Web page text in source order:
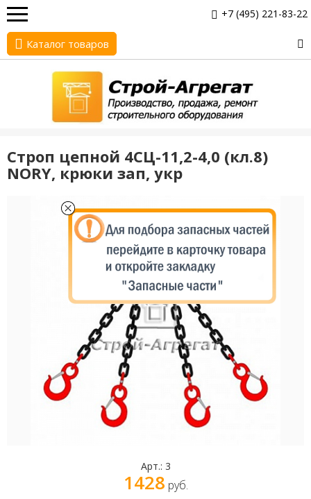
+7 (495) 221-83-22
Каталог товаров
Строп цепной 4СЦ-11,2-4,0 (кл.8)
NORY, крюки зап, укр
Арт.: 3
1428 руб.